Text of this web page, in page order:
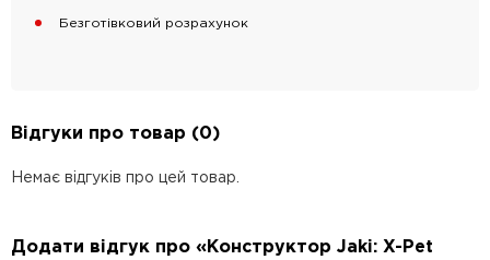
Безготівковий розрахунок
Відгуки про товар (0)
Немає відгуків про цей товар.
Додати відгук про «Конструктор Jaki: X-Pet